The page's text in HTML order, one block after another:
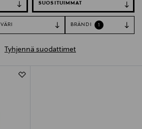
VÄRI BRÄNDI 1
Tyhjennä suodattimet